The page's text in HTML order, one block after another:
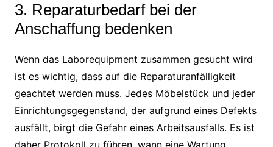
3. Reparaturbedarf bei der
Anschaffung bedenken
Wenn das Laborequipment zusammen gesucht wird
ist es wichtig, dass auf die Reparaturanfälligkeit
geachtet werden muss. Jedes Möbelstück und jeder
Einrichtungsgegenstand, der aufgrund eines Defekts
ausfällt, birgt die Gefahr eines Arbeitsausfalls. Es ist